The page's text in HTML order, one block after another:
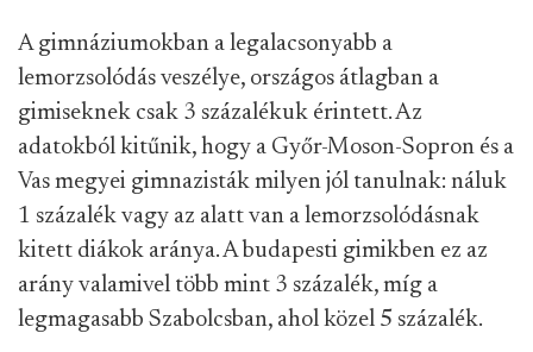
A gimnáziumokban a legalacsonyabb a
lemorzsolódás veszélye, országos átlagban a
gimiseknek csak 3 százalékuk érintett. Az
adatokból kitűnik, hogy a Győr-Moson-Sopron és a
Vas megyei gimnazisták milyen jól tanulnak: náluk
1 százalék vagy az alatt van a lemorzsolódásnak
kitett diákok aránya. A budapesti gimikben ez az
arány valamivel több mint 3 százalék, míg a
legmagasabb Szabolcsban, ahol közel 5 százalék.